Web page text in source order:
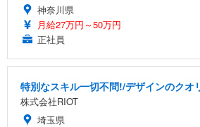
神奈川県
月給27万円～50万円
正社員
特別なスキル一切不問!/デザインのク
株式会社RIOT
埼玉県